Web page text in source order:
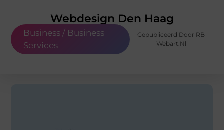
Webdesign Den Haag
Business / Business
Services
Gepubliceerd Door RB
Webart.nl